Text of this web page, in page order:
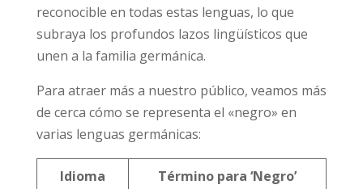
reconocible en todas estas lenguas, lo que
subraya los profundos lazos lingüísticos que
unen a la familia germánica.
Para atraer más a nuestro público, veamos más
de cerca cómo se representa el «negro» en
varias lenguas germánicas:
Idioma Término para ‘Negro’